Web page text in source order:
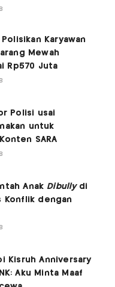
Karyawan
Mewah
Rp570 Juta
Polisi usai
untuk
SARA
Anak Dibullydi
Konflik dengan
Kisruh Anniversary
Aku Minta Maaf